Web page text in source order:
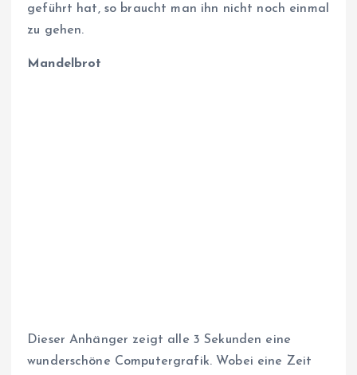
geführt hat, so braucht man ihn nicht noch einmal
zu gehen.
Mandelbrot
Dieser Anhänger zeigt alle 3 Sekunden eine
wunderschöne Computergrafik. Wobei eine Zeit